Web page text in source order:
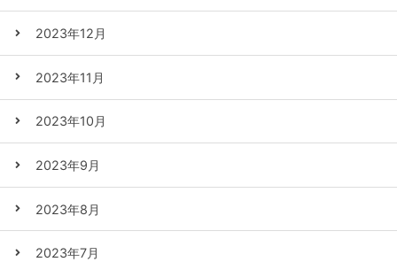
2023年12月
2023年11月
2023年10月
2023年9月
2023年8月
2023年7月